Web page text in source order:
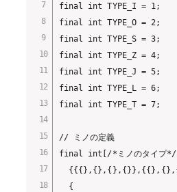
final int TYPE_I = 1;
final int TYPE_O = 2;
final int TYPE_S = 3;
final int TYPE_Z = 4;
final int TYPE_J = 5;
final int TYPE_L = 6;
final int TYPE_T = 7;
// ミノの定義
final int[/*ミノのタイ
  {